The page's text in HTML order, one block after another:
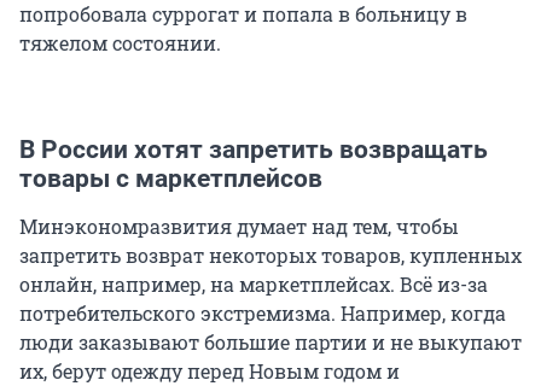
попробовала суррогат и попала в больницу в
тяжелом состоянии.
В России хотят запретить возвращать
товары с маркетплейсов
Минэкономразвития думает над тем, чтобы
запретить возврат некоторых товаров, купленных
онлайн, например, на маркетплейсах. Всё из-за
потребительского экстремизма. Например, когда
люди заказывают большие партии и не выкупают
их, берут одежду перед Новым годом и